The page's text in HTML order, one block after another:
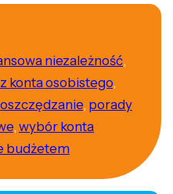
niezależność,
konta osobistego,
oszczędzanie, porady
, wybór konta
budżetem